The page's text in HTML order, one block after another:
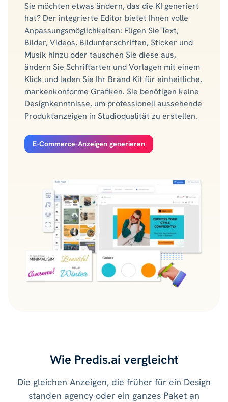
Sie möchten etwas ändern, das die KI generiert
hat? Der integrierte Editor bietet Ihnen volle
Anpassungsmöglichkeiten: Fügen Sie Text,
Bilder, Videos, Bildunterschriften, Sticker und
Musik hinzu oder tauschen Sie diese aus,
ändern Sie Schriftarten und Vorlagen mit einem
Klick und laden Sie Ihr Brand Kit für einheitliche,
markenkonforme Grafiken. Sie benötigen keine
Designkenntnisse, um professionell aussehende
Produktanzeigen in Studioqualität zu erstellen.
E-Commerce-Anzeigen generieren
Wie Predis.ai vergleicht
Die gleichen Anzeigen, die früher für ein Design
standen agency oder ein ganzes Paket an